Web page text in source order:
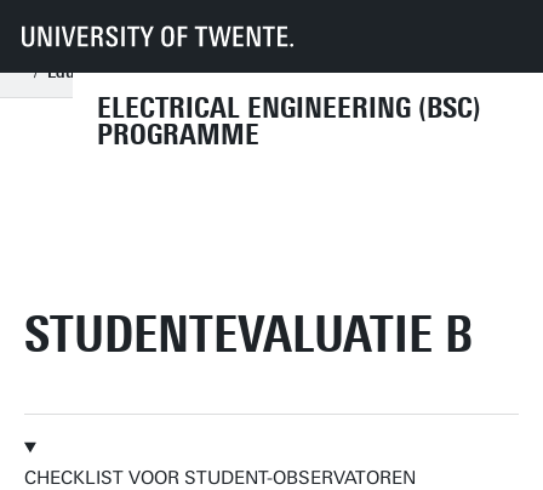
ELECTRICAL ENGINEERING (BSC)
PROGRAMME
UT Education Student info
Programmes
Electrical Engineering
Organisation
Educational Quality Committee (EQC)
Studentevaluatie b
STUDENTEVALUATIE B
CHECKLIST VOOR STUDENT-OBSERVATOREN